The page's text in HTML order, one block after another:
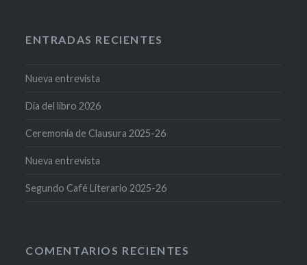
ENTRADAS RECIENTES
Nueva entrevista
Día del libro 2026
Ceremonia de Clausura 2025-26
Nueva entrevista
Segundo Café Literario 2025-26
COMENTARIOS RECIENTES